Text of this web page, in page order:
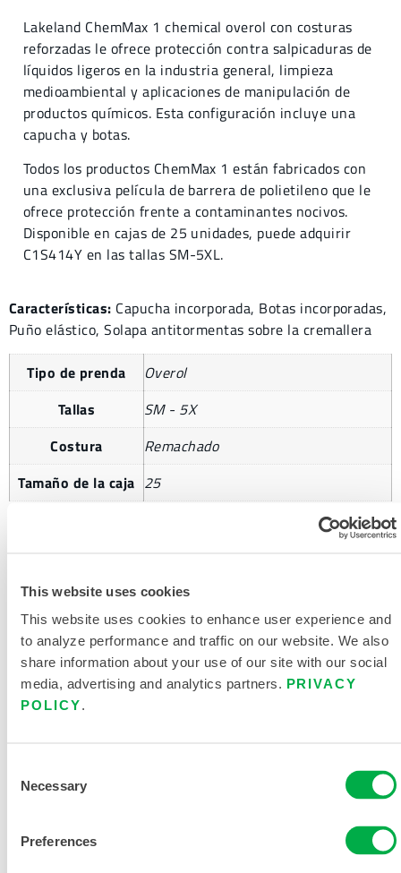
This website uses cookies
This website uses cookies to enhance user experience and
to analyze performance and traffic on our website. We also
share information about your use of our site with our social
media, advertising and analytics partners. PRIVACY
POLICY.
Selection
Necessary
Preferences
Lakeland ChemMax 1 chemical overol con costuras
reforzadas le ofrece protección contra salpicaduras de
líquidos ligeros en la industria general, limpieza
medioambiental y aplicaciones de manipulación de
productos químicos. Esta configuración incluye una
capucha y botas.
Todos los productos ChemMax 1 están fabricados con
una exclusiva película de barrera de polietileno que le
ofrece protección frente a contaminantes nocivos.
Disponible en cajas de 25 unidades, puede adquirir
C1S414Y en las tallas SM-5XL.
Características: Capucha incorporada, Botas incorporadas,
Puño elástico, Solapa antitormentas sobre la cremallera
Tipo de prenda
Overol
Tallas
SM - 5X
Costura
Remachado
Tamaño de la caja 25
SOLICITAR MÁS INFORMACIÓN
TABLA DE TALLAS DE ROPA